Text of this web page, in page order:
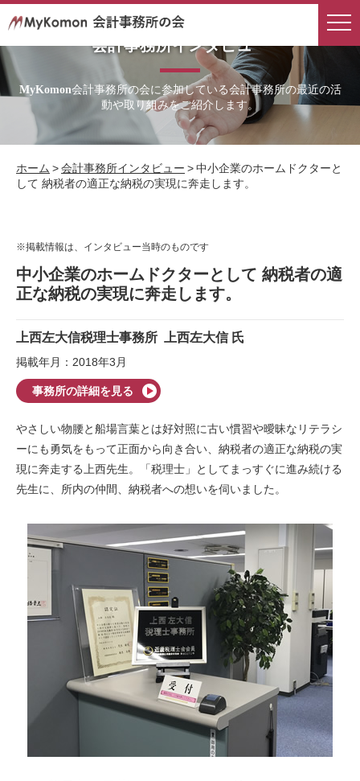
会計事務所インタビュー
MyKomon会計事務所の会に参加している会計事務所の最近の活
動や取り組みをご紹介します。
ホーム >会計事務所インタビュー >中小企業のホームドクターと
して 納税者の適正な納税の実現に奔走します。
※掲載情報は、インタビュー当時のものです
中小企業のホームドクターとして 納税者の適
正な納税の実現に奔走します。
上西左大信税理士事務所 上西左大信 氏
掲載年月：2018年3月
事務所の詳細を見る
やさしい物腰と船場言葉とは好対照に古い慣習や曖昧なリテラシ
ーにも勇気をもって正面から向き合い、納税者の適正な納税の実
現に奔走する上西先生。「税理士」としてまっすぐに進み続ける
先生に、所内の仲間、納税者への想いを伺いました。